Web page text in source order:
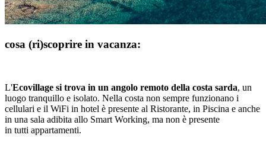
cosa (ri)scoprire in vacanza:
L'Ecovillage si trova in un angolo remoto della costa sarda, un
luogo tranquillo e isolato. Nella costa non sempre funzionano i
cellulari e il WiFi in hotel è presente al Ristorante, in Piscina e anche
in una sala adibita allo Smart Working, ma non è presente
in tutti appartamenti.